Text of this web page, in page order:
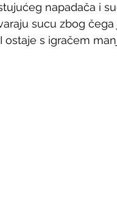
napadača i
sucu zbog
s igračem